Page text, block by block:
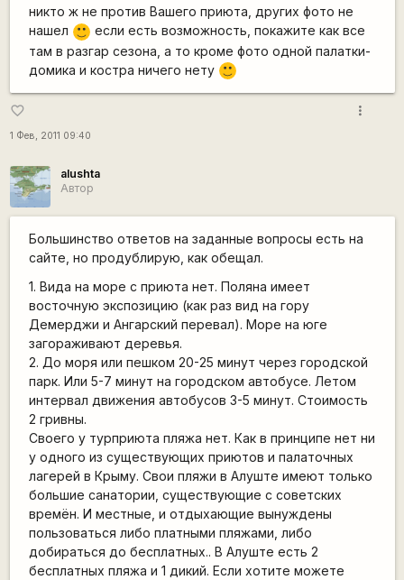
никто ж не против Вашего приюта, других фото не
нашел
:)
если есть возможность, покажите как все
там в разгар сезона, а то кроме фото одной палатки-
домика и костра ничего нету :)
favorite_border
1 Фев, 2011 09:40
more_vert
alushta
Автор
Большинство ответов на заданные вопросы есть на
сайте, но продублирую, как обещал.
1. Вида на море с приюта нет. Поляна имеет
восточную экспозицию (как раз вид на гору
Демерджи и Ангарский перевал). Море на юге
загораживают деревья.
2. До моря или пешком 20-25 минут через городской
парк. Или 5-7 минут на городском автобусе. Летом
интервал движения автобусов 3-5 минут. Стоимость
2 гривны.
Своего у турприюта пляжа нет. Как в принципе нет ни
у одного из существующих приютов и палаточных
лагерей в Крыму. Свои пляжи в Алуште имеют только
большие санатории, существующие с советских
времён. И местные, и отдыхающие вынуждены
пользоваться либо платными пляжами, либо
добираться до бесплатных.. В Алуште есть 2
бесплатных пляжа и 1 дикий. Если хотите можете